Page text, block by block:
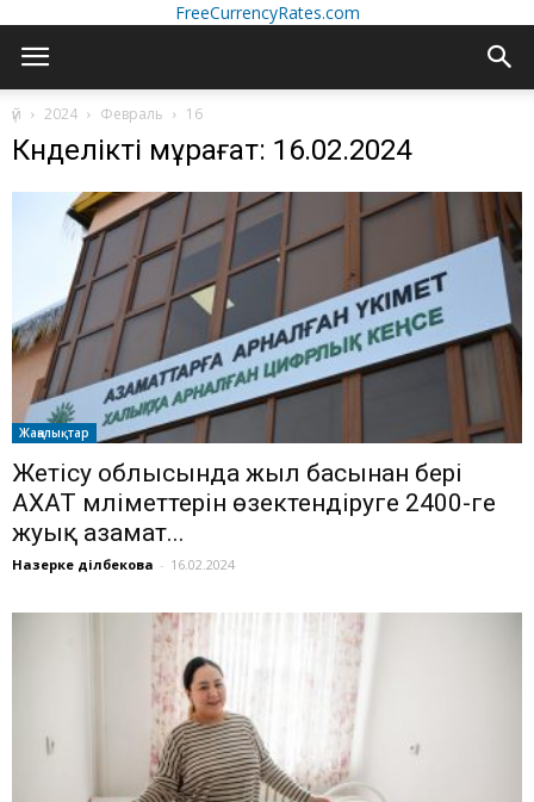
FreeCurrencyRates.com
үй 2024 Февраль 16
Күнделікті мұрағат: 16.02.2024
Жаңалықтар
Жетісу облысында жыл басынан бері
АХАТ мәліметтерін өзектендіруге 2400-ге
жуық азамат...
Назерке Әділбекова - 16.02.2024